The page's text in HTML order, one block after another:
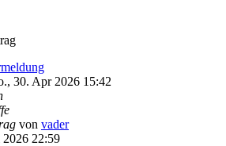
30. Apr 2026 15:42
von vader
22:59